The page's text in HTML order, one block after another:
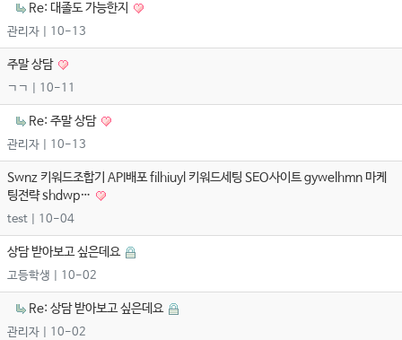
Re: 대졸도 가능한지
관리자 | 10-13
주말 상담
ㄱㄱ | 10-11
Re: 주말 상담
관리자 | 10-13
Swnz 키워드조합기 API배포 filhiuyl 키워드세팅 SEO사이트 gywelhmn 마케
팅전략 shdwp…
test | 10-04
상담 받아보고 싶은데요
고등학생 | 10-02
Re: 상담 받아보고 싶은데요
관리자 | 10-02